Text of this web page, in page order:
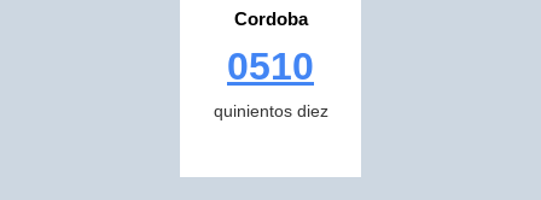
Cordoba
0510
quinientos diez